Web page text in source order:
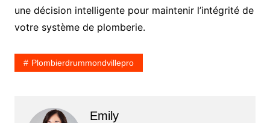
une décision intelligente pour maintenir l’intégrité de
votre système de plomberie.
Plombierdrummondvillepro
Emily